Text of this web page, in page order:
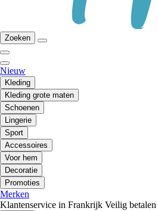
Zoeken
Nieuw
Kleding
Kleding grote maten
Schoenen
Lingerie
Sport
Accessoires
Voor hem
Decoratie
Promoties
Merken
Klantenservice in Frankrijk Veilig betalen